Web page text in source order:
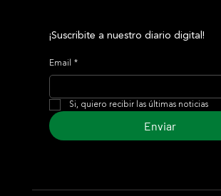
¡Suscribite a nuestro diario digital!
Email *
Si, quiero recibir las últimas noticias
Enviar